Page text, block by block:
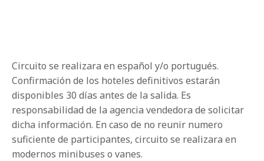
Circuito se realizara en español y/o portugués.
Confirmación de los hoteles definitivos estarán
disponibles 30 días antes de la salida. Es
responsabilidad de la agencia vendedora de solicitar
dicha información. En caso de no reunir numero
suficiente de participantes, circuito se realizara en
modernos minibuses o vanes.